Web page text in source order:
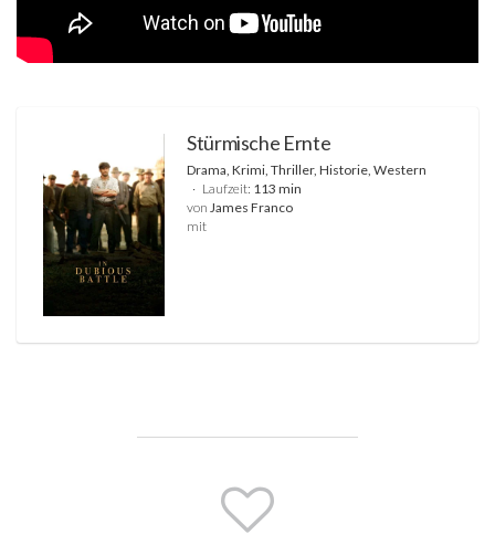
Stürmische Ernte
Drama, Krimi, Thriller, Historie, Western
Laufzeit: 113 min
von James Franco
mit